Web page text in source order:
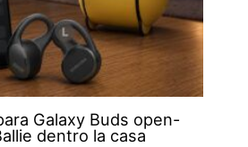
Galaxy Buds open-
dentro la casa